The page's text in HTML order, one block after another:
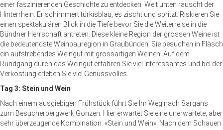
einer faszinierenden Geschichte zu entdecken. Weit unten rauscht der
Hinterrhein. Er schimmert türkisblau, es zischt und spritzt. Riskieren Sie
einen spektakulären Blick in die Tiefe bevor Sie die Weiterreise in die
Bündner Herrschaft antreten. Diese kleine Region der grossen Weine ist
die bedeutendste Weinbauregion in Graubünden. Sie besuchen in Fläsch
ein aufstrebendes Weingut mit grossartigen Weinen. Auf dem
Rundgang durch das Weingut erfahren Sie viel Interessantes und bei der
Verkostung erleben Sie viel Genussvolles.
Tag 3: Stein und Wein
Nach einem ausgiebigen Frühstück führt Sie Ihr Weg nach Sargans
zum Besucherbergwerk Gonzen. Hier erwartet Sie eine unerwartete, aber
sehr überzeugende Kombination: «Stein und Wein». Nach dem Schauen